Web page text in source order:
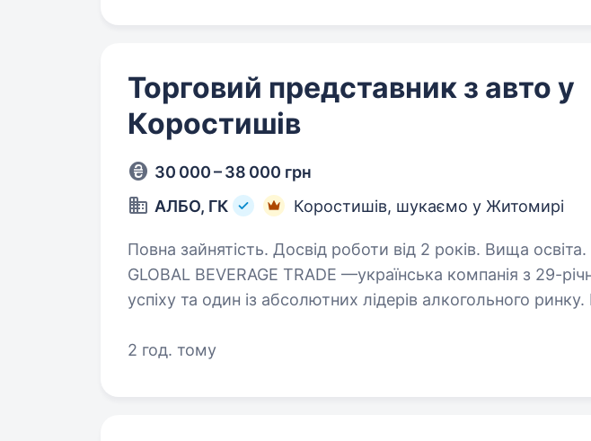
Торговий представник з авто у
Коростишів
30 000 – 38 000 грн
АЛБО, ГК
Коростишів, шукаємо у Житомирі
Повна зайнятість. Досвід роботи від 2 років. Вища освіта. Торговий Дім
GLOBAL BEVERAGE TRADE —українська компанія з 29-
успіху та один із абсолютних лідерів алкогольного
2 год. тому